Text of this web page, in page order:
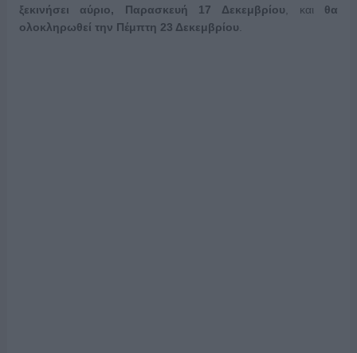
ξεκινήσει αύριο, Παρασκευή 17 Δεκεμβρίου , και θα
ολοκληρωθεί την Πέμπτη 23 Δεκεμβρίου